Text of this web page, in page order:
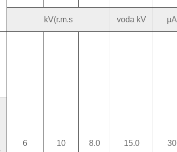
kV(r.m.s voda kV μA
6 10 8.0 15.0 30